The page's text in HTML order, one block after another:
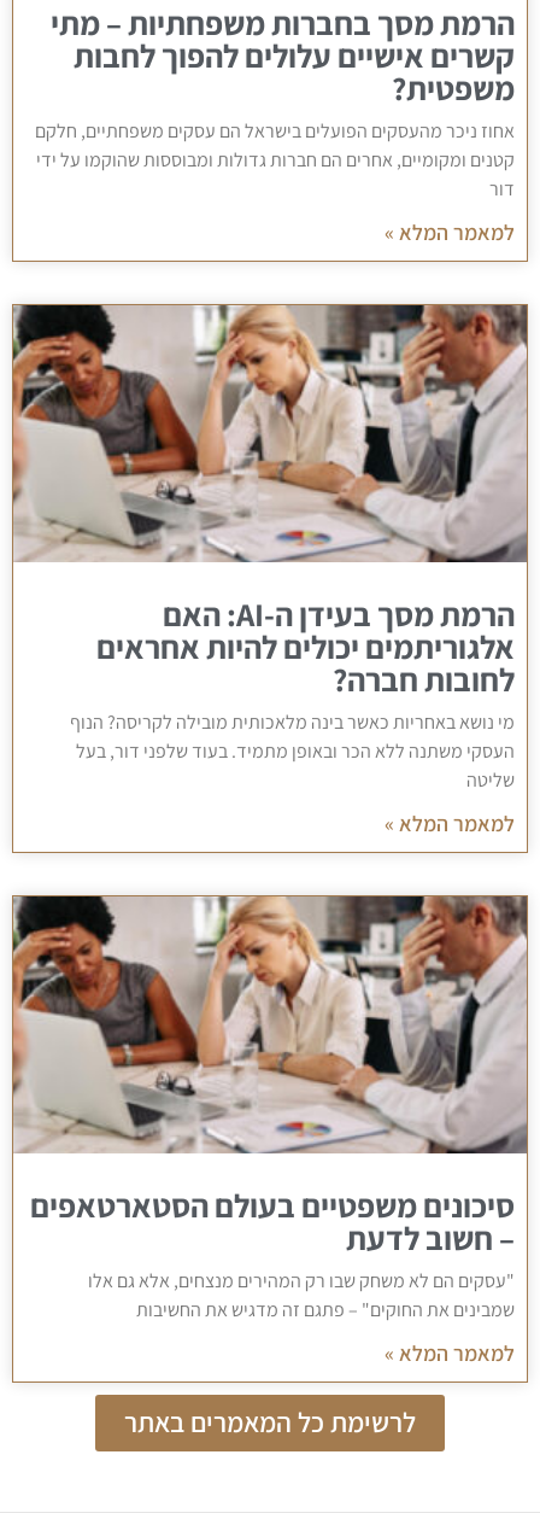
הרמת מסך בחברות משפחתיות – מתי
קשרים אישיים עלולים להפוך לחבות
משפטית?
אחוז ניכר מהעסקים הפועלים בישראל הם עסקים משפחתיים, חלקם
קטנים ומקומיים, אחרים הם חברות גדולות ומבוססות שהוקמו על ידי
דור
למאמר המלא »
הרמת מסך בעידן ה-AI: האם
אלגוריתמים יכולים להיות אחראים
לחובות חברה?
מי נושא באחריות כאשר בינה מלאכותית מובילה לקריסה? הנוף
העסקי משתנה ללא הכר ובאופן מתמיד. בעוד שלפני דור, בעל
שליטה
למאמר המלא »
סיכונים משפטיים בעולם הסטארטאפים
– חשוב לדעת
"עסקים הם לא משחק שבו רק המהירים מנצחים, אלא גם אלו
שמבינים את החוקים" – פתגם זה מדגיש את החשיבות
למאמר המלא »
לרשימת כל המאמרים באתר